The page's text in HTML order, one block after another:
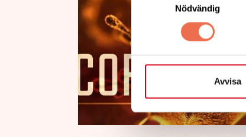
Nödvändig
Avvisa